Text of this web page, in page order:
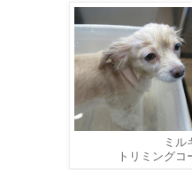
ミル
トリミング